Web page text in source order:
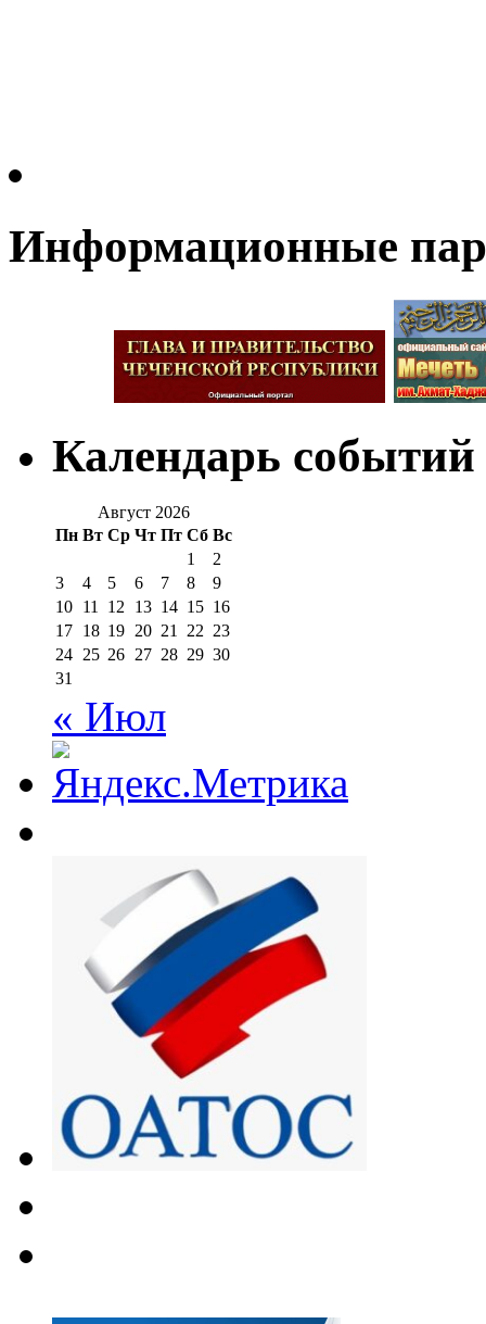
Информационные
Календарь событий
Август 2026
Пн Вт Ср Чт Пт Сб Вс
1
2
3
4 5 6 7 8
9
10 11 12 13 14 15 16
17 18 19 20 21 22 23
24 25 26 27 28 29 30
31
« Июл